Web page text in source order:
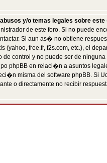
y/o temas legales sobre este
de este foro. Si no puede
Si aun as� no obtiene
(yahoo, free.fr, f2s.com, etc.), el
control y no puede ser de
phpBB en relaci�n a asuntos
misma del software phpBB. Si
o directamente no recibir